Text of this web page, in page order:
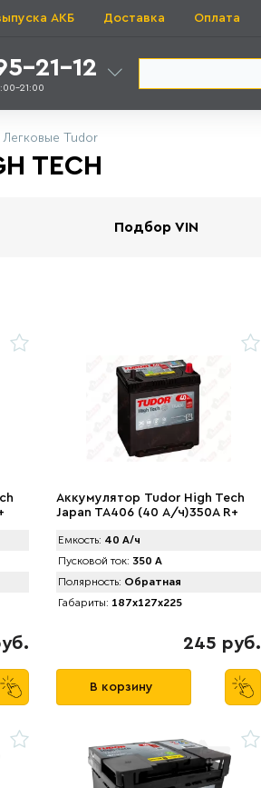
АКБ Доставка Оплата
21-12
21:00
Tudor
TECH
Подбор VIN
Аккумулятор Tudor High Tech
Japan TA406 (40 А/ч)350A R+
Емкость: 40 А/ч
Пусковой ток: 350 А
Полярность: Обратная
Габариты: 187x127x225
245 руб.
В корзину